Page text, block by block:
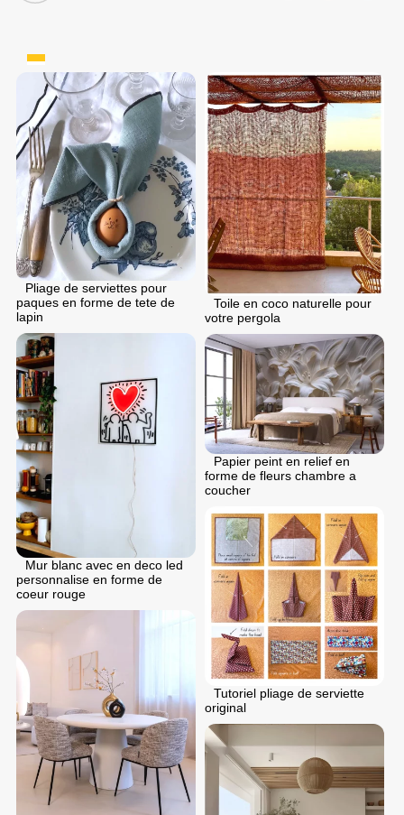
Pliage de serviettes pour
paques en forme de tete de
lapin
Toile en coco naturelle pour
votre pergola
Mur blanc avec en deco led
personnalise en forme de
coeur rouge
Papier peint en relief en
forme de fleurs chambre a
coucher
Tutoriel pliage de serviette
original